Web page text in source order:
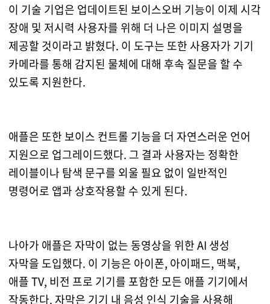
이 기술 기업은 업데이트된 보이스오버 기능이 이제 시각
장애 및 저시력 사용자를 위해 더 나은 이미지 설명을
제공할 것이라고 밝혔다. 이 도구는 또한 사용자가 기기
카메라를 통해 감지된 물체에 대해 후속 질문을 할 수
있도록 지원한다.
애플은 또한 보이스 컨트롤 기능을 더 자연스러운 언어
지원으로 업그레이드했다. 그 결과 사용자는 정확한
레이블이나 탐색 문구를 외울 필요 없이 일반적인
명령어로 앱과 상호작용할 수 있게 된다.
나아가 애플은 자막이 없는 동영상을 위한 AI 생성
자막을 도입했다. 이 기능은 아이폰, 아이패드, 맥북,
애플 TV, 비전 프로 기기를 포함한 모든 애플 기기에서
작동한다. 자막은 기기 내 음성 인식 기술을 사용해